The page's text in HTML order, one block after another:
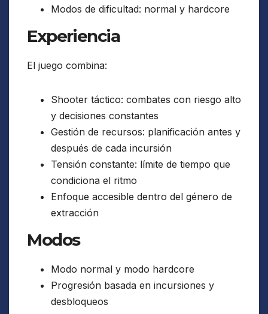
Modos de dificultad: normal y hardcore
Experiencia
El juego combina:
Shooter táctico: combates con riesgo alto
y decisiones constantes
Gestión de recursos: planificación antes y
después de cada incursión
Tensión constante: límite de tiempo que
condiciona el ritmo
Enfoque accesible dentro del género de
extracción
Modos
Modo normal y modo hardcore
Progresión basada en incursiones y
desbloqueos